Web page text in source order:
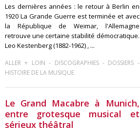
Les dernières années : le retour à Berlin en
1920 La Grande Guerre est terminée et avec
la République de Weimar, l'Allemagne
retrouve une certaine stabilité démocratique.
Leo Kestenberg (1882-1962) , ...
ALLER + LOIN - DISCOGRAPHIES- DOSSIERS -
HISTOIRE DE LA MUSIQUE
Le Grand Macabre à Munich,
entre grotesque musical et
sérieux théâtral